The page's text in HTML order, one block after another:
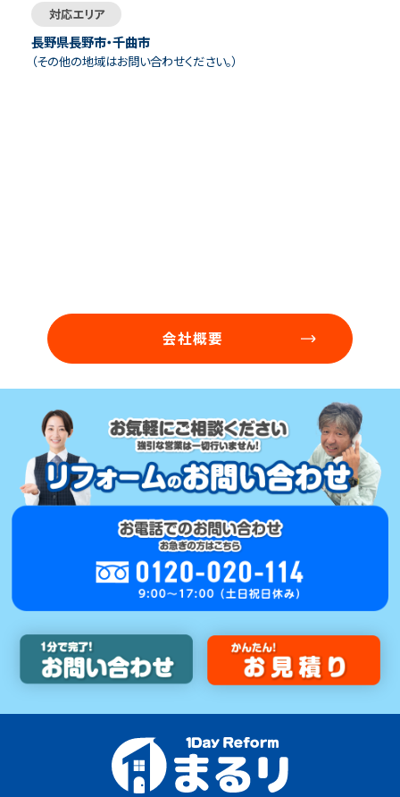
対応エリア
長野県長野市・千曲市
（その他の地域はお問い合わせください。）
会社概要